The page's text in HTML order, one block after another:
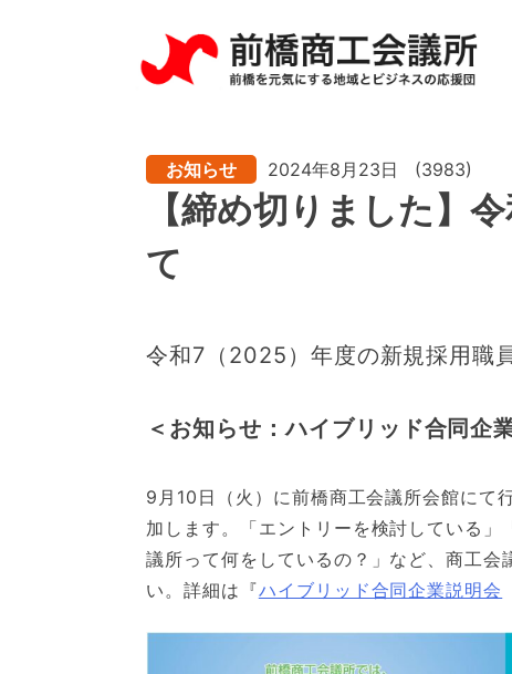
お知らせ 2024年8月23日 (3983)
【締め切りました】
て
令和7（2025）年度の新規採用職
＜お知らせ：ハイブリッド合同企
9月10日（火）に前橋商工会議所会館にて
加します。「エントリーを検討している
議所って何をしているの？」など、商工
い。詳細は『ハイブリッド合同企業説明会